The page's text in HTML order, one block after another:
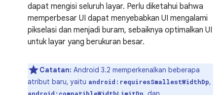
dapat mengisi seluruh layar. Perlu diketahui bahwa
memperbesar UI dapat menyebabkan UI mengalami
pikselasi dan menjadi buram, sebaiknya optimalkan UI
untuk layar yang berukuran besar.
Catatan: Android 3.2 memperkenalkan beberapa
atribut baru, yaitu android:requiresSmallestWidthDp,